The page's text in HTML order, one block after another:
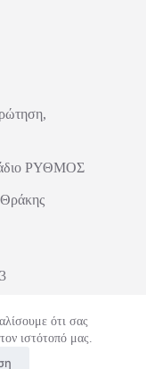
ότι σας
ιστότοπό μας.
ΡΥΘΜΟΣ